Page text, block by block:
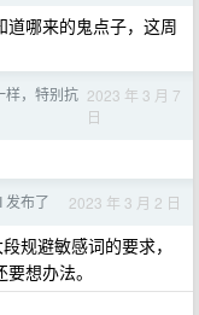
哪来的鬼点子，这周
样，特别抗 2023 年 3 月 7
日
发布了 2023 年 3 月 2 日
规避敏感词的要求，
想办法。